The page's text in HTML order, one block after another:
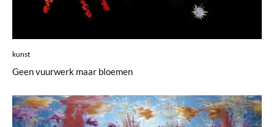
kunst
Geen vuurwerk maar bloemen